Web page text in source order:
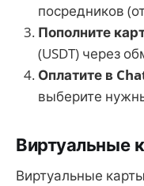
посредников
Пополните
(USDT) через
Оплатите в
выберите
Виртуальные
Виртуальные